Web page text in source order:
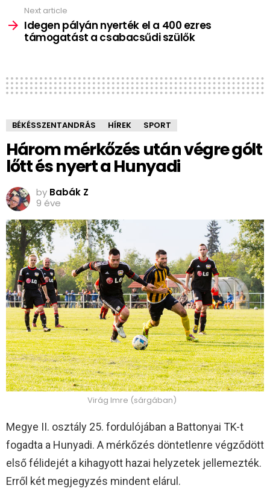
Next article
Idegen pályán nyerték el a 400 ezres
támogatást a csabacsűdi szülők
BÉKÉSSZENTANDRÁS HÍREK SPORT
Három mérkőzés után végre gólt
lőtt és nyert a Hunyadi
by Babák Z
9 éve
Virág Imre (sárgában)
Megye II. osztály 25. fordulójában a Battonyai TK-t
fogadta a Hunyadi. A mérkőzés döntetlenre végződött
első félidejét a kihagyott hazai helyzetek jellemezték.
Erről két megjegyzés mindent elárul.